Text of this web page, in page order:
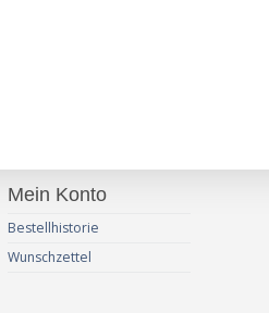
Mein Konto
Bestellhistorie
Wunschzettel